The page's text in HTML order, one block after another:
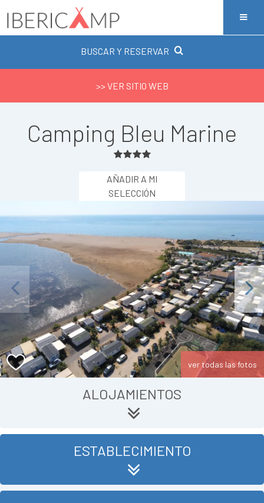
BUSCAR Y RESERVAR
>> VER SITIO WEB
Camping Bleu Marine
AÑADIR A MI
SELECCIÓN
Next
ver todas las fotos
ALOJAMIENTOS
ESTABLECIMIENTO